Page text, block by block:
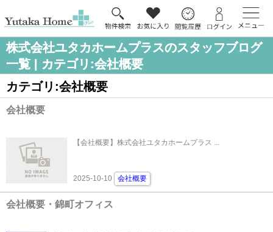
株式会社ユタカホームプラスのスタッフブログ
一覧 | カテゴリ:会社概要
カテゴリ:会社概要
会社概要
【会社概要】株式会社ユタカホームプラス ...
2025-10-10 会社概要
会社概要・錦町オフィス